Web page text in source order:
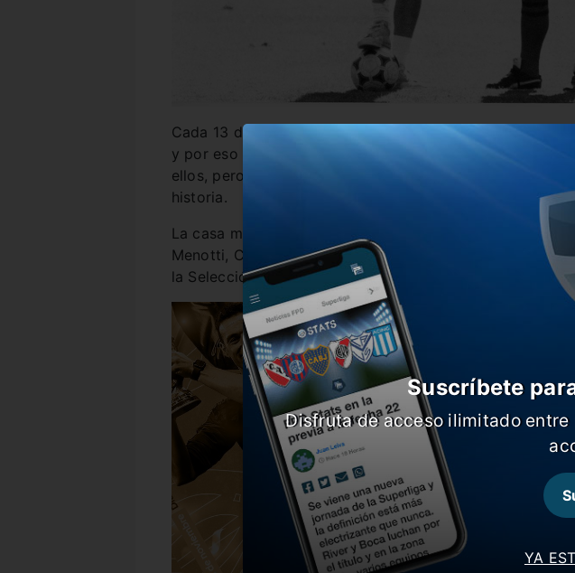
Cada 13 de noviembre se celebra el día del director
y por eso la Asociación del Fútbol Argentino decidió
ellos, pero en particular a tres que marcaron a flor de
historia.
La casa madre publicó una emotiva foto con retratos de
Menotti, Carlos Bilardo y Lionel Scaloni, todos
la Selección en 1978, 1986 y 2022, respectivamente.
YA
Suscríbete
Disfruta de acceso ilimitado